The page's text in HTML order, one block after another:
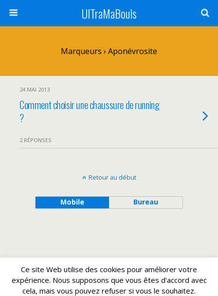
UlTraMaBouls
Marqueurs › Aponévrosite
24 MAI 2013
Comment choisir une chaussure de running
?
2 RÉPONSES
Retour au début
Mobile Bureau
Ce site Web utilise des cookies pour améliorer votre
expérience. Nous supposons que vous êtes d'accord avec
cela, mais vous pouvez refuser si vous le souhaitez.